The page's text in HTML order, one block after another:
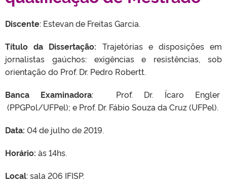
Discente: Estevan de Freitas Garcia.
Título da Dissertação: Trajetórias e disposições em
jornalistas gaúchos: exigências e resistências, sob
orientação do Prof. Dr. Pedro Robertt.
Banca Examinadora: Prof. Dr. Ícaro Engler
(PPGPol/UFPel); e Prof. Dr. Fábio Souza da Cruz (UFPel).
Data: 04 de julho de 2019.
Horário: às 14hs.
Local: sala 206 IFISP.